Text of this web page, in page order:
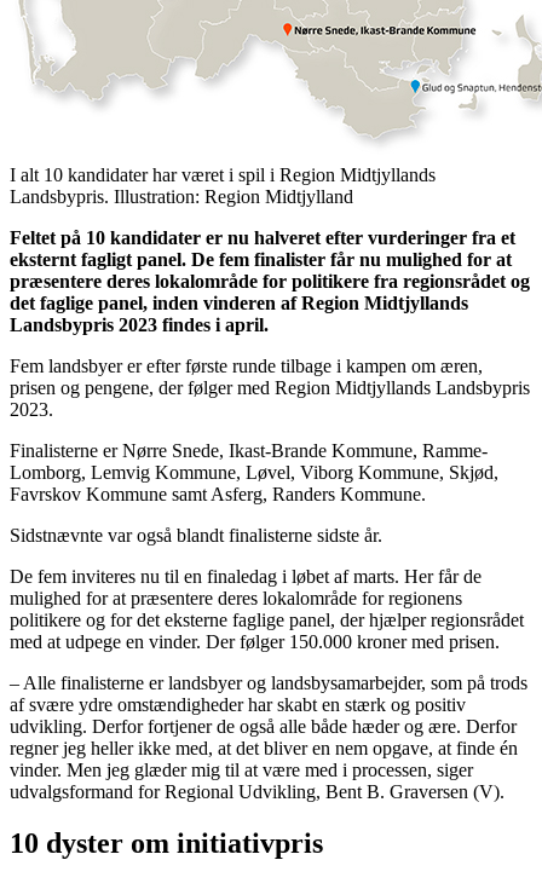
I alt 10 kandidater har været i spil i Region Midtjyllands
Landsbypris. Illustration: Region Midtjylland
Feltet på 10 kandidater er nu halveret efter vurderinger fra et
eksternt fagligt panel. De fem finalister får nu mulighed for at
præsentere deres lokalområde for politikere fra regionsrådet og
det faglige panel, inden vinderen af Region Midtjyllands
Landsbypris 2023 findes i april.
Fem landsbyer er efter første runde tilbage i kampen om æren,
prisen og pengene, der følger med Region Midtjyllands Landsbypris
2023.
Finalisterne er Nørre Snede, Ikast-Brande Kommune, Ramme-
Lomborg, Lemvig Kommune, Løvel, Viborg Kommune, Skjød,
Favrskov Kommune samt Asferg, Randers Kommune.
Sidstnævnte var også blandt finalisterne sidste år.
De fem inviteres nu til en finaledag i løbet af marts. Her får de
mulighed for at præsentere deres lokalområde for regionens
politikere og for det eksterne faglige panel, der hjælper regionsrådet
med at udpege en vinder. Der følger 150.000 kroner med prisen.
– Alle finalisterne er landsbyer og landsbysamarbejder, som på trods
af svære ydre omstændigheder har skabt en stærk og positiv
udvikling. Derfor fortjener de også alle både hæder og ære. Derfor
regner jeg heller ikke med, at det bliver en nem opgave, at finde én
vinder. Men jeg glæder mig til at være med i processen, siger
udvalgsformand for Regional Udvikling, Bent B. Graversen (V).
10 dyster om initiativpris